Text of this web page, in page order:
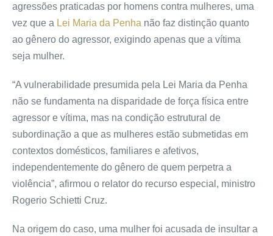
agressões praticadas por homens contra mulheres, uma
vez que a Lei Maria da Penha não faz distinção quanto
ao gênero do agressor, exigindo apenas que a vítima
seja mulher.
“A vulnerabilidade presumida pela Lei Maria da Penha
não se fundamenta na disparidade de força física entre
agressor e vítima, mas na condição estrutural de
subordinação a que as mulheres estão submetidas em
contextos domésticos, familiares e afetivos,
independentemente do gênero de quem perpetra a
violência”, afirmou o relator do recurso especial , ministro
Rogerio Schietti Cruz.
Na origem do caso, uma mulher foi acusada de insultar a